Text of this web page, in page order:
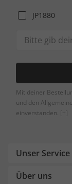
JP1880
Mit deiner
und den
einverstanden. [+]
Unser Service
Über uns